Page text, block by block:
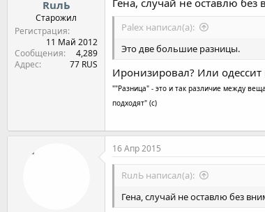
RuлЬ
Старожил
Регистрация
11 Май 2012
Сообщения
4,289
Адрес
77 RUS
Гена, случай не оставлю
Palex написал(а):
Это две большие разницы.
Иронизировал? Или одессит
""Разница" - это и так различие между
подходят" (с)
16 Апр 2015
RuлЬ написал(а):
Гена, случай не оставлю без